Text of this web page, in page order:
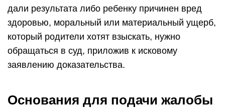
дали результата либо ребенку причинен вред
здоровью, моральный или материальный ущерб,
который родители хотят взыскать, нужно
обращаться в суд, приложив к исковому
заявлению доказательства.
Основания для подачи жалобы